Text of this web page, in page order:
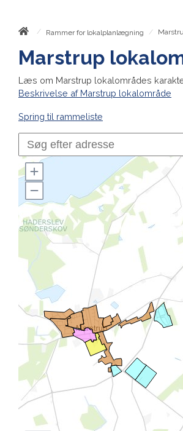
/ Rammer for lokalplanlægning /
Marstrup
Læs om Marstrup lokalområdes
Beskrivelse af Marstrup lokalområde
Spring til rammeliste